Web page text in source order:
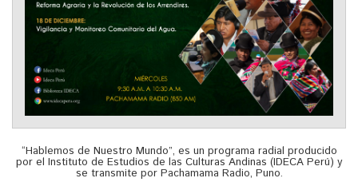
“Hablemos de Nuestro Mundo”, es un programa radial producido
por el Instituto de Estudios de las Culturas Andinas (IDECA Perú) y
se transmite por Pachamama Radio, Puno.